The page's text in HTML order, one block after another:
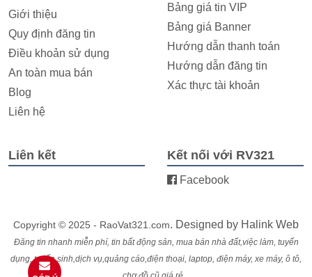
Giới thiệu
Quy định đăng tin
Điều khoản sử dụng
An toàn mua bán
Blog
Liên hệ
Bảng giá tin VIP
Bảng giá Banner
Hướng dẫn thanh toán
Hướng dẫn đăng tin
Xác thực tài khoản
Liên kết Kết nối với RV321
Facebook
Copyright © 2025 - RaoVat321.com. Designed by Halink Web
Đăng tin nhanh miễn phí, tin bất động sản, mua bán nhà đất,việc làm, tuyển
dụng, tuyển sinh,dịch vụ,quảng cáo,điện thoại, laptop, điện máy, xe máy, ô tô,